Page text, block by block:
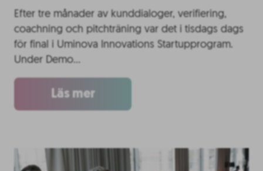
Efter tre månader av kunddialoger, verifiering,
coachning och pitchträning var det i tisdags dags
för final i Uminova Innovations Startupprogram.
Under Demo…
Läs mer